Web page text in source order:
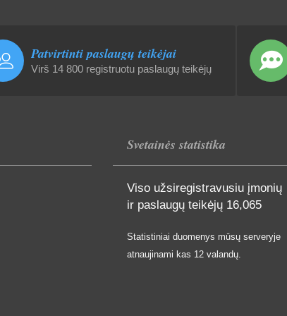
Patvirtinti paslaugų teikėjai
Virš 14 800 registruotu paslaugų teikėjų
Svetainės statistika
Viso užsiregistravusiu įmonių
ir paslaugų teikėjų 16,065
Statistiniai duomenys mūsų serveryje
atnaujinami kas 12 valandų.